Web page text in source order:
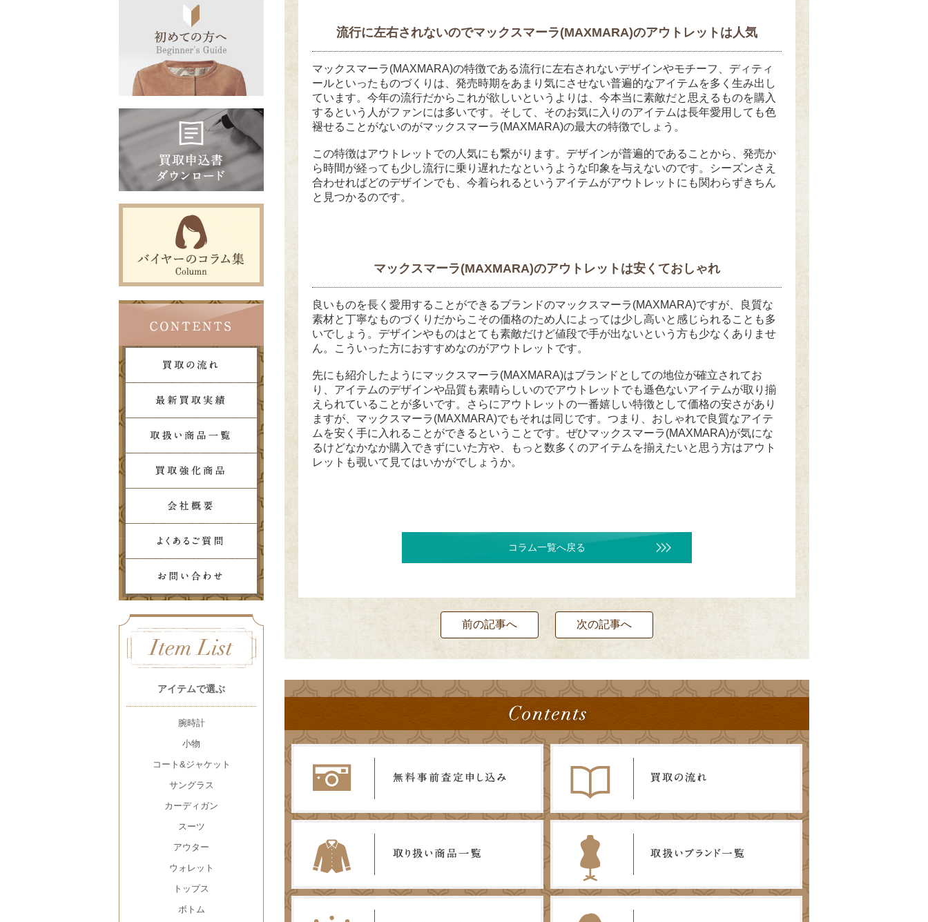
流行に左右されないのでマックスマーラ(MAXMARA)のアウトレットは人気
マックスマーラ(MAXMARA)の特徴である流行に左右されないデザインやモチーフ、ディティ
ールといったものづくりは、発売時期をあまり気にさせない普遍的なアイテムを多く生み出し
ています。今年の流行だからこれが欲しいというよりは、今本当に素敵だと思えるものを購入
するという人がファンには多いです。そして、そのお気に入りのアイテムは長年愛用しても色
褪せることがないのがマックスマーラ(MAXMARA)の最大の特徴でしょう。
この特徴はアウトレットでの人気にも繋がります。デザインが普遍的であることから、発売か
ら時間が経っても少し流行に乗り遅れたなというような印象を与えないのです。シーズンさえ
合わせればどのデザインでも、今着られるというアイテムがアウトレットにも関わらずきちん
と見つかるのです。
マックスマーラ(MAXMARA)のアウトレットは安くておしゃれ
良いものを長く愛用することができるブランドのマックスマーラ(MAXMARA)ですが、良質な
素材と丁寧なものづくりだからこその価格のため人によっては少し高いと感じられることも多
いでしょう。デザインやものはとても素敵だけど値段で手が出ないという方も少なくありませ
ん。こういった方におすすめなのがアウトレットです。
先にも紹介したようにマックスマーラ(MAXMARA)はブランドとしての地位が確立されてお
り、アイテムのデザインや品質も素晴らしいのでアウトレットでも遜色ないアイテムが取り揃
えられていることが多いです。さらにアウトレットの一番嬉しい特徴として価格の安さがあり
ますが、マックスマーラ(MAXMARA)でもそれは同じです。つまり、おしゃれで良質なアイテ
ムを安く手に入れることができるということです。ぜひマックスマーラ(MAXMARA)が気にな
るけどなかなか購入できずにいた方や、もっと数多くのアイテムを揃えたいと思う方はアウト
レットも覗いて見てはいかがでしょうか。
コラム一覧へ戻る
前の記事へ 次の記事へ
アイテムで選ぶ
腕時計
小物
コート&ジャケット
サングラス
カーディガン
スーツ
アウター
ウォレット
トップス
ボトム